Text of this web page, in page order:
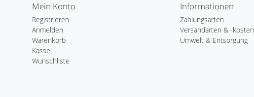
Mein Konto
Registrieren
Anmelden
Warenkorb
Kasse
Wunschliste
Informationen
Zahlungsarten
Versandarten & -kosten
Umwelt & Entsorgung